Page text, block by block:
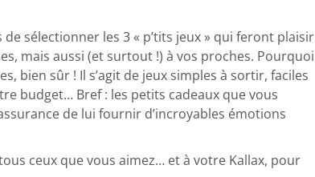
sélectionner les 3 « p’tits jeux » qui feront plaisir
mais aussi (et surtout !) à vos proches. Pourquoi
bien sûr ! Il s’agit de jeux simples à sortir, faciles
budget… Bref : les petits cadeaux que vous
de lui fournir d’incroyables émotions
ceux que vous aimez… et à votre Kallax, pour